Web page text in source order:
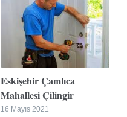
Eskişehir Çamlıca
Mahallesi Çilingir
16 Mayıs 2021